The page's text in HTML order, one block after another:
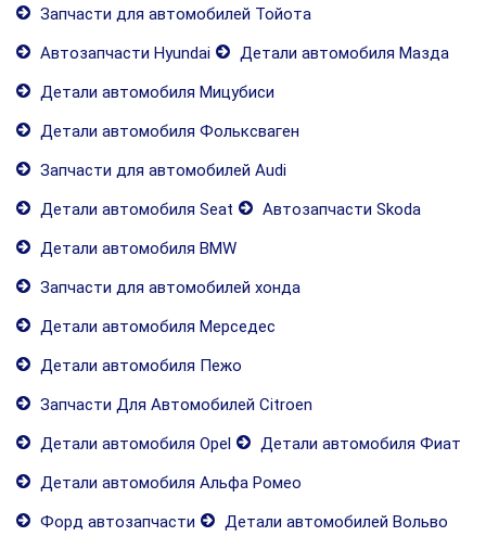
Запчасти для автомобилей Тойота
Автозапчасти Hyundai
Детали автомобиля Мазда
Детали автомобиля Мицубиси
Детали автомобиля Фольксваген
Запчасти для автомобилей Audi
Детали автомобиля Seat
Автозапчасти Skoda
Детали автомобиля BMW
Запчасти для автомобилей хонда
Детали автомобиля Мерседес
Детали автомобиля Пежо
Запчасти Для Автомобилей Citroen
Детали автомобиля Opel
Детали автомобиля Фиат
Детали автомобиля Альфа Ромео
Форд автозапчасти
Детали автомобилей Вольво